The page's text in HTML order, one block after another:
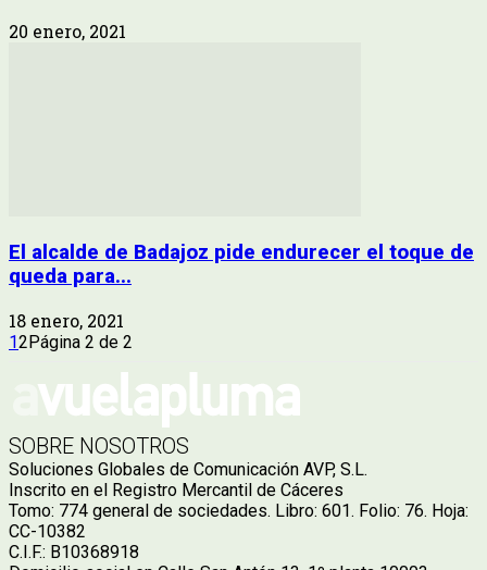
20 enero, 2021
El alcalde de Badajoz pide endurecer el toque de
queda para...
18 enero, 2021
12Página 2 de 2
SOBRE NOSOTROS
Soluciones Globales de Comunicación AVP, S.L.
Inscrito en el Registro Mercantil de Cáceres
Tomo: 774 general de sociedades. Libro: 601. Folio: 76. Hoja:
CC-10382
C.I.F.: B10368918